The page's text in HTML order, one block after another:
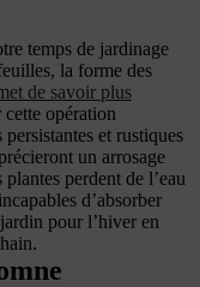
temps de jardinage
la forme des
de savoir plus
opération
et rustiques
un arrosage
perdent de l’eau
d’absorber
pour l’hiver en